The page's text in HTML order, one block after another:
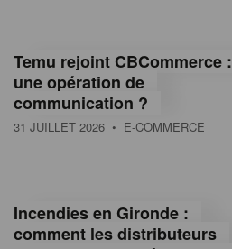
M
a
g
Temu rejoint CBCommerce :
une opération de
communication ?
31 JUILLET 2026 • E-COMMERCE
Incendies en Gironde :
comment les distributeurs